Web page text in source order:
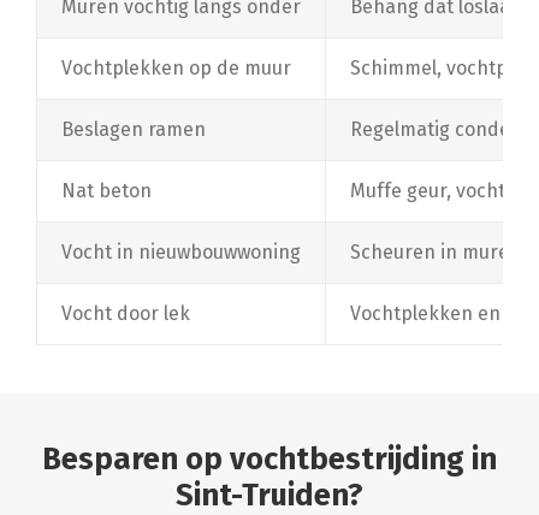
Muren vochtig langs onder Behang dat loslaat,
Vochtplekken op de muur Schimmel,
Beslagen ramen Regelmatig
Nat beton Muffe geur,
Vocht in nieuwbouwwoning Scheuren in muren
Vocht door lek Vochtplekken en
Besparen op vochtbestrijding in
Sint-Truiden?